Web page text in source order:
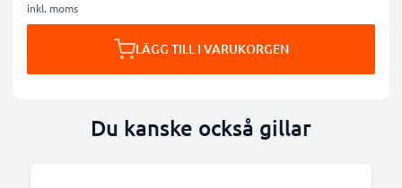
inkl. moms
LÄGG TILL I VARUKORGEN
Du kanske också gillar